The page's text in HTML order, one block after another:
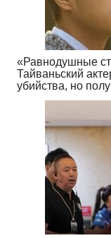
«Равнодушные
Тайваньский
убийства, но